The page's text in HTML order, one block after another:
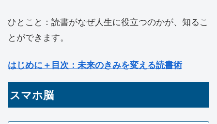
ひとこと：読書がなぜ人生に役立つのかが、知るこ
とができます。
はじめに＋目次 ：未来のきみを変える読書術
スマホ脳